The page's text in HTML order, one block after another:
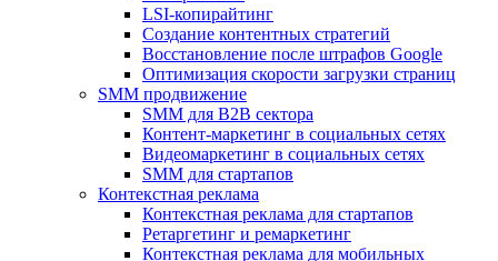
LSI-копирайтинг
Создание контентных стратегий
Восстановление после штрафов Google
Оптимизация скорости загрузки страниц
SMM продвижение
SMM для B2B сектора
Контент-маркетинг в социальных сетях
Видеомаркетинг в социальных сетях
SMM для стартапов
Контекстная реклама
Контекстная реклама для стартапов
Ретаргетинг и ремаркетинг
Контекстная реклама для мобильных